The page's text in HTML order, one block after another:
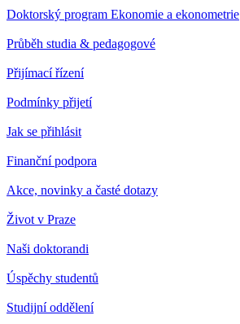
Doktorský program Ekonomie a ekonometrie
Průběh studia & pedagogové
Přijímací řízení
Podmínky přijetí
Jak se přihlásit
Finanční podpora
Akce, novinky a časté dotazy
Život v Praze
Naši doktorandi
Úspěchy studentů
Studijní oddělení